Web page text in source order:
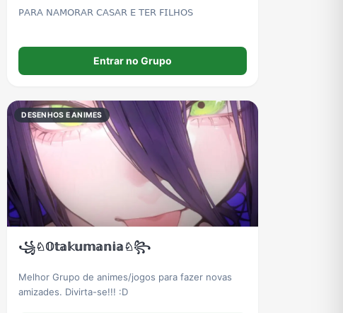
𝖯𝖠𝖱𝖠 𝖭𝖠𝖬𝖮𝖱𝖠𝖱 𝖢𝖠𝖲𝖠𝖱 𝖤 𝖳𝖤𝖱 𝖥𝖨𝖫𝖧𝖮𝖲
Entrar no Grupo
DESENHOS E ANIMES
꧁♘𝕆𝕥𝕒𝕜𝕦𝕞𝕒𝕟𝕚𝕒♘꧂
Melhor Grupo de animes/jogos para fazer novas
amizades. Divirta-se!!! :D